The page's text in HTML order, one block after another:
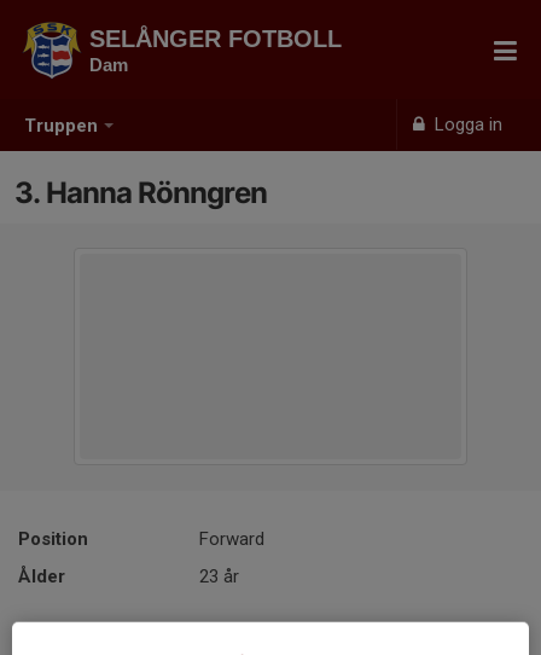
Truppen Logga in
SELÅNGER FOTBOLL
Dam
3. Hanna Rönngren
Position
Forward
Ålder
23 år